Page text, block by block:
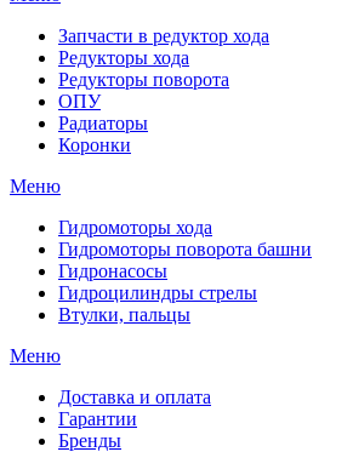
Запчасти в редуктор хода
Редукторы хода
Редукторы поворота
ОПУ
Радиаторы
Коронки
Меню
Гидромоторы хода
Гидромоторы поворота башни
Гидронасосы
Гидроцилиндры стрелы
Втулки, пальцы
Меню
Доставка и оплата
Гарантии
Бренды